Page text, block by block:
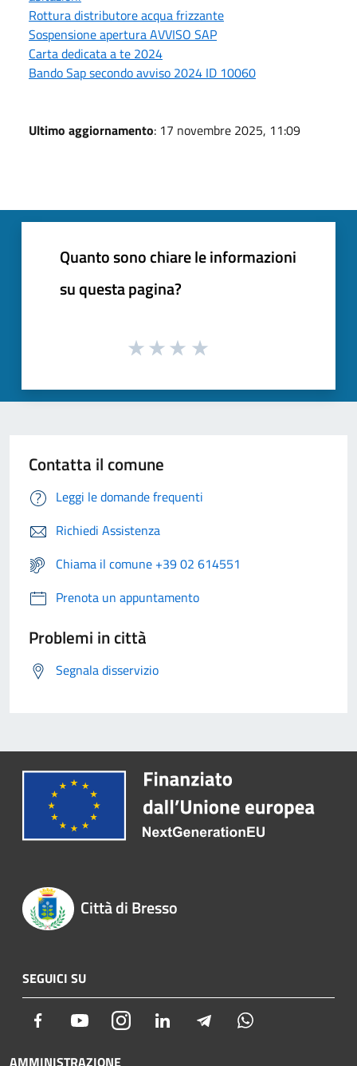
Rottura distributore acqua frizzante
Sospensione apertura AVVISO SAP
Carta dedicata a te 2024
Bando Sap secondo avviso 2024 ID 10060
Ultimo aggiornamento: 17 novembre 2025, 11:09
Quanto sono chiare le informazioni
su questa pagina?
Contatta il comune
Leggi le domande frequenti
Richiedi Assistenza
Chiama il comune +39 02 614551
Prenota un appuntamento
Problemi in città
Segnala disservizio
Città di Bresso
SEGUICI SU
Facebook YoutubeInstagram LinkedIn Telegram
AMMINISTRAZIONE